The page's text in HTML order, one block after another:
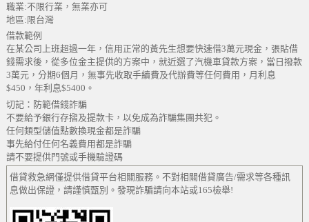
職業:不限行業，無業亦可
地區:限台灣
借款範例
在某公司上班超過一年，信用正常的黃先生想要快速借3萬元現金，張貼借
錢需求後，從多位金主提供的方案中，就近選了汽機車貸款方案，當日撥款
3萬元，分期6個月，無事先收取手續費及代辦費等任何費用，月利息
$450，年利息$5400。
切記：防範借錢詐騙
不要給予銀行存摺及提款卡，以免成為詐騙集團共犯。
任何類型儲值點數換現金都是詐騙
事先給付任何名義費用都是詐騙
請不要提供門號或手機驗證碼
借貸救急網僅提供借貸平台相關服務。不對相關借貸廣告/需求等各種訊
息做出保證，請謹慎甄別。發現詐騙請向本站或165檢舉!